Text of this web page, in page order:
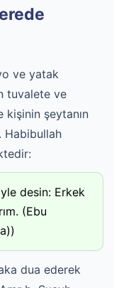
ve yatak
tuvalete ve
şeytanın
Habibullah
desin: Erkek
(Ebu
dua ederek